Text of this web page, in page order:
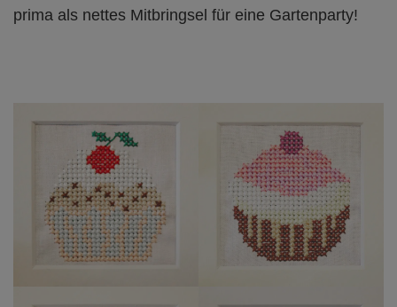
prima als nettes Mitbringsel für eine Gartenparty!